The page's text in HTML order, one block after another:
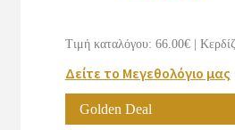
was:
€66.00.
Τιμή καταλόγου: 66.00€ |
Δείτε το Μεγεθολόγιο μας
Golden Deal